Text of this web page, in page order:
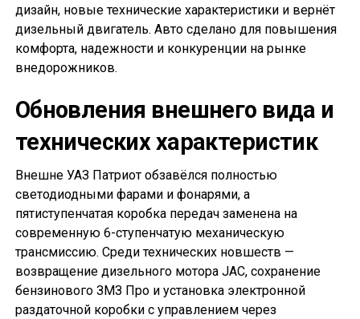
дизайн, новые технические характеристики и вернёт
дизельный двигатель. Авто сделано для повышения
комфорта, надежности и конкуренции на рынке
внедорожников.
Обновления внешнего вида и
технических характеристик
Внешне УАЗ Патриот обзавёлся полностью
светодиодными фарами и фонарями, а
пятиступенчатая коробка передач заменена на
современную 6-ступенчатую механическую
трансмиссию. Среди технических новшеств —
возвращение дизельного мотора JAC, сохранение
бензинового ЗМЗ Про и установка электронной
раздаточной коробки с управлением через